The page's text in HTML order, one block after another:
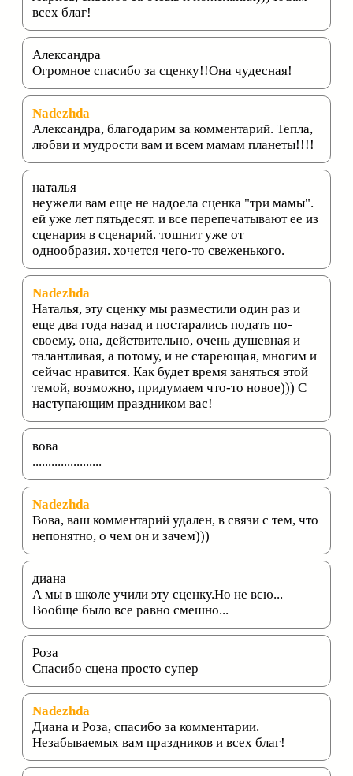
всех благ!
Александра
Огромное спасибо за сценку!!Она чудесная!
Nadezhda
Александра, благодарим за комментарий. Тепла,
любви и мудрости вам и всем мамам планеты!!!!
наталья
неужели вам еще не надоела сценка "три мамы".
ей уже лет пятьдесят. и все перепечатывают ее из
сценария в сценарий. тошнит уже от
однообразия. хочется чего-то свеженького.
Nadezhda
Наталья, эту сценку мы разместили один раз и
еще два года назад и постарались подать по-
своему, она, действительно, очень душевная и
талантливая, а потому, и не стареющая, многим и
сейчас нравится. Как будет время заняться этой
темой, возможно, придумаем что-то новое))) С
наступающим праздником вас!
вова
......................
Nadezhda
Вова, ваш комментарий удален, в связи с тем, что
непонятно, о чем он и зачем)))
диана
А мы в школе учили эту сценку.Но не всю...
Вообще было все равно смешно...
Роза
Спасибо сцена просто супер
Nadezhda
Диана и Роза, спасибо за комментарии.
Незабываемых вам праздников и всех благ!